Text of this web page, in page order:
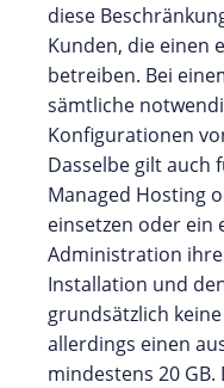
diese
Kunden, die einen
betreiben. Bei
sämtliche
Konfigurationen
Dasselbe gilt auch
Managed Hosting
einsetzen oder ein
Administration
Installation und
grundsätzlich
allerdings einen
mindestens 20